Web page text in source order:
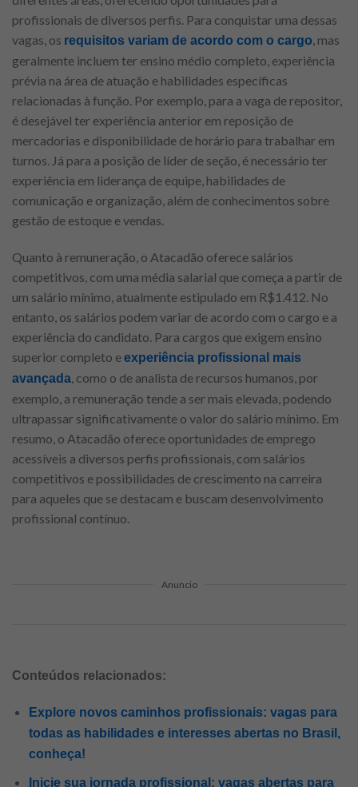
profissionais de diversos perfis. Para conquistar uma dessas
vagas, os requisitos variam de acordo com o cargo, mas
geralmente incluem ter ensino médio completo, experiência
prévia na área de atuação e habilidades específicas
relacionadas à função. Por exemplo, para a vaga de repositor,
é desejável ter experiência anterior em reposição de
mercadorias e disponibilidade de horário para trabalhar em
turnos. Já para a posição de líder de seção, é necessário ter
experiência em liderança de equipe, habilidades de
comunicação e organização, além de conhecimentos sobre
gestão de estoque e vendas.
Quanto à remuneração, o Atacadão oferece salários
competitivos, com uma média salarial que começa a partir de
um salário mínimo, atualmente estipulado em R$1.412. No
entanto, os salários podem variar de acordo com o cargo e a
experiência do candidato. Para cargos que exigem ensino
superior completo eexperiência profissional mais
avançada , como o de analista de recursos humanos, por
exemplo, a remuneração tende a ser mais elevada, podendo
ultrapassar significativamente o valor do salário mínimo. Em
resumo, o Atacadão oferece oportunidades de emprego
acessíveis a diversos perfis profissionais, com salários
competitivos e possibilidades de crescimento na carreira
para aqueles que se destacam e buscam desenvolvimento
profissional contínuo.
Anuncio
Conteúdos relacionados:
Explore novos caminhos profissionais: vagas para
todas as habilidades e interesses abertas no Brasil,
conheça!
Inicie sua jornada profissional: vagas abertas para